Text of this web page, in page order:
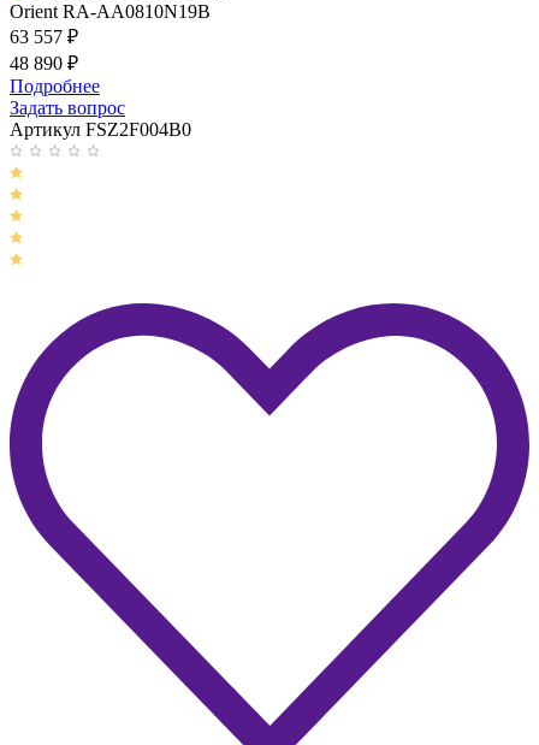
Orient RA-AA0810N19B
63 557 ₽
48 890 ₽
Подробнее
Задать вопрос
Артикул FSZ2F004B0